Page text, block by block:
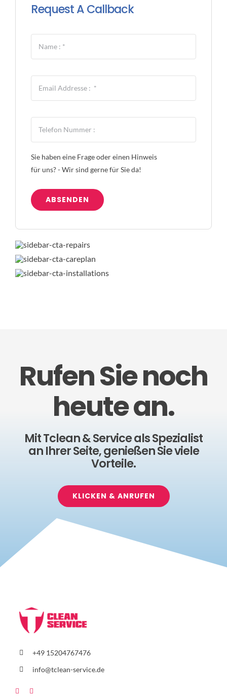
Request A Callback
Sie haben eine Frage oder einen Hinweis
für uns? - Wir sind gerne für Sie da!
ABSENDEN
Rufen Sie noch
heute an.
Mit Tclean & Service als Spezialist
an Ihrer Seite, genießen Sie viele
Vorteile.
KLICKEN & ANRUFEN
+49 15204767476
info@tclean-service.de